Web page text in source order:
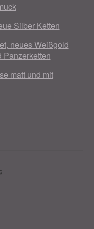
Silber Ketten
neues Weißgold
Panzerketten
matt und mit